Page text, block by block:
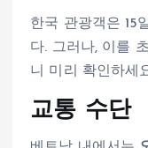
한국 관광객은 15
다. 그러나, 이를
니 미리 확인하세
교통 수단